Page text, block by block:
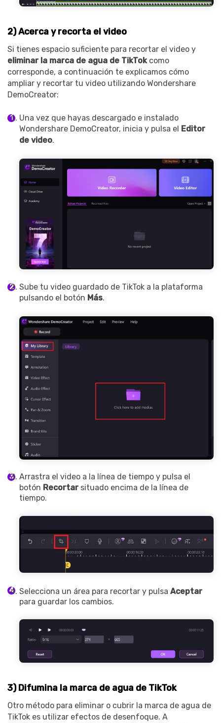
2) Acerca y recorta el video
Si tienes espacio suficiente para recortar el video y
eliminar la marca de agua de TikTokcomo
corresponde, a continuación te explicamos cómo
ampliar y recortar tu video utilizando Wondershare
DemoCreator:
Una vez que hayas descargado e instalado
Wondershare DemoCreator, inicia y pulsa el Editor
de video.
Sube tu video guardado de TikTok a la plataforma
pulsando el botón Más.
Arrastra el video a la línea de tiempo y pulsa el
botón Recortarsituado encima de la línea de
tiempo.
Selecciona un área para recortar y pulsa Aceptar
para guardar los cambios.
3) Difumina la marca de agua de TikTok
Otro método para eliminar o cubrir la marca de agua de
TikTok es utilizar efectos de desenfoque. A